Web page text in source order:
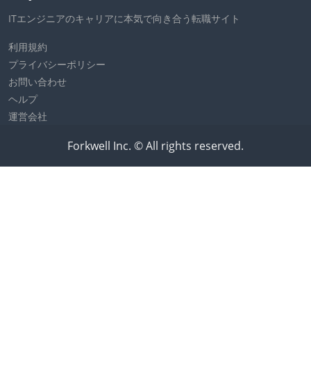
ITエンジニアのキャリアに本気で向き合う転職サイト
利用規約
プライバシーポリシー
お問い合わせ
ヘルプ
運営会社
Forkwell Inc. © All rights reserved.